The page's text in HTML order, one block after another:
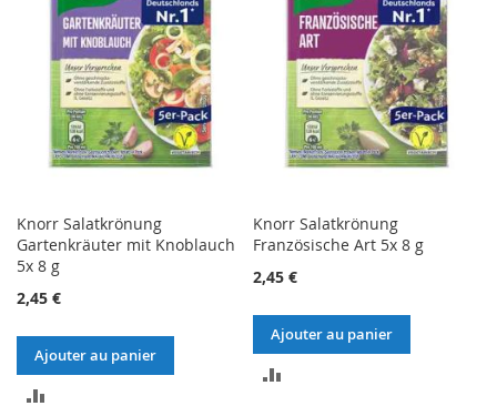
Knorr Salatkrönung
Gartenkräuter mit Knoblauch
5x 8 g
2,45 €
Ajouter au panier
Knorr Salatkrönung
Französische Art 5x 8 g
2,45 €
Ajouter au panier